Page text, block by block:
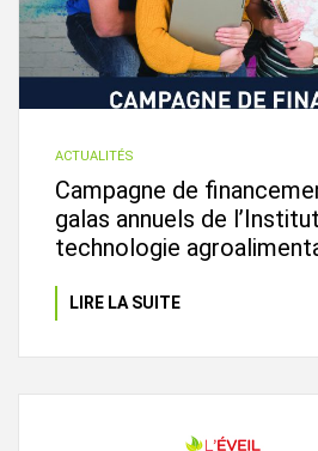
ACTUALITÉS
Campagne de
galas annuels de
technologie
LIRE LA SUITE